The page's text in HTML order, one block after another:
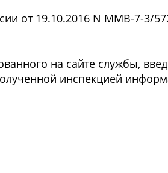
от 19.10.2016 N ММВ-7-3/
на сайте службы,
инспекцией